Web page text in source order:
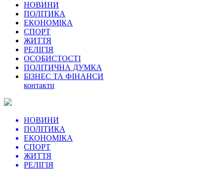
НОВИНИ
ПОЛІТИКА
ЕКОНОМІКА
СПОРТ
ЖИТТЯ
РЕЛІГІЯ
ОСОБИСТОСТІ
ПОЛІТИЧНА ДУМКА
БІЗНЕС ТА ФІНАНСИ
контакти
НОВИНИ
ПОЛІТИКА
ЕКОНОМІКА
СПОРТ
ЖИТТЯ
РЕЛІГІЯ